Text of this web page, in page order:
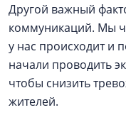
Другой важный
коммуникаций. Мы
у нас происходит и
начали проводить
чтобы снизить
жителей.